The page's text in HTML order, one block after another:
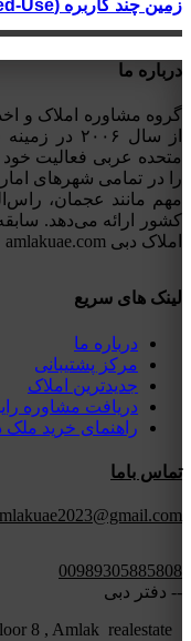
زمین چند کاربره (Mixed-Use) در الجداف دبی (Jaddaf)
درباره ما
از سال
متحده عربی فعالیت
را در تمامی شهرهای
مهم مانند عجمان،
کشور ارائه می‌دهد.
املاک دبی amlakuae.com مشاهده نمایید.
لینک های سریع
درباره ما
مرکز پشتیبانی
جدیدترین املاک
دریافت مشاوره
راهنمای خرید ملک
تماس باما
00989305885808
-- دفتر دبی
8 , Amlak realestate